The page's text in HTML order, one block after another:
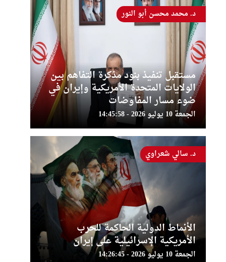
مستقبل تنفيذ بنود مذكرة التفاهم بين
الولايات المتحدة الأمريكية وإيران في
ضوء مسار المفاوضات
الجمعة 10 يوليو 2026 - 14:45:58
د. محمد محسن أبو النور
الأنماط الدولية الحاكمة للحرب
الأمريكية الإسرائيلية على إيران
الجمعة 10 يوليو 2026 - 14:26:45
د. سالي شعراوي